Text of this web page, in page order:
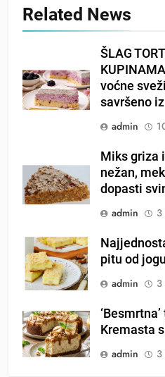
Related News
ŠLAG
voćne
savršeno
admin
Miks griza
nežan,
dopasti
admin
3
pitu od
admin
3
Kremasta
admin
3